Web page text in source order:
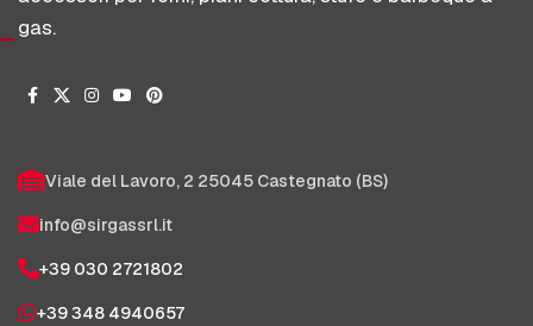
gas.
Viale del Lavoro, 2 25045 Castegnato (BS)
info@sirgassrl.it
+39 030 2721802
+39 348 4940657